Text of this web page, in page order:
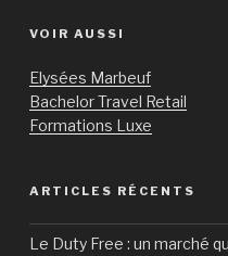
VOIR AUSSI
Elysées Marbeuf
Bachelor Travel Retail
Formations Luxe
ARTICLES RÉCENTS
Le Duty Free : un marché